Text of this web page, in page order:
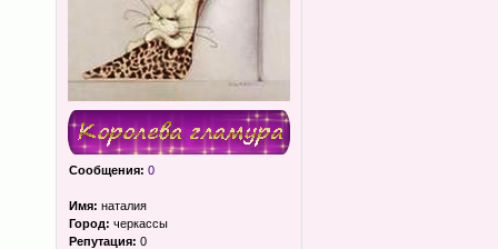
Сообщения: 0
Имя: наталия
Город: черкассы
Репутация: 0